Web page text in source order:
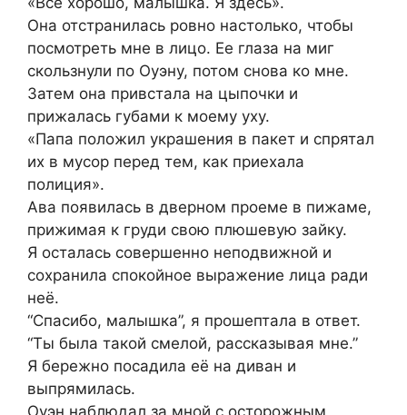
Она отстранилась ровно настолько, чтобы
посмотреть мне в лицо. Ее глаза на миг
скользнули по Оуэну, потом снова ко мне.
Затем она привстала на цыпочки и
прижалась губами к моему уху.
«Папа положил украшения в пакет и спрятал
их в мусор перед тем, как приехала
полиция».
Ава появилась в дверном проеме в пижаме,
прижимая к груди свою плюшевую зайку.
Я осталась совершенно неподвижной и
сохранила спокойное выражение лица ради
неё.
“Спасибо, малышка”, я прошептала в ответ.
“Ты была такой смелой, рассказывая мне.”
Я бережно посадила её на диван и
выпрямилась.
Оуэн наблюдал за мной с осторожным